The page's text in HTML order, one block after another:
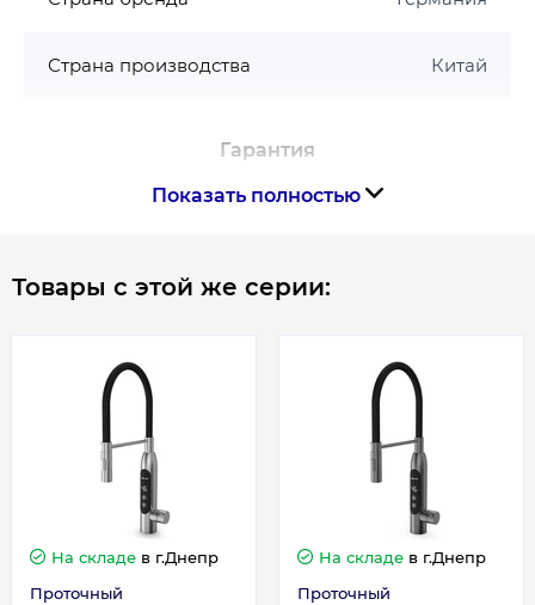
Страна производства Китай
Гарантия
Контакты сервисного
0-800-301-755; +38 (067)
Показать полностью
Товары с этой же серии:
На складе в г.Днепр
Проточный
На складе в г.Днепр
Проточный